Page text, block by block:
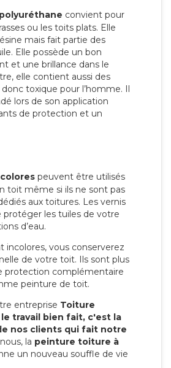
convient pour
ou les toits plats. Elle
mais fait partie des
Elle possède un bon
et une brillance dans le
elle contient aussi des
toxique pour l’homme. Il
lors de son application
de protection et un
peuvent être utilisés
toit même si ils ne sont pas
aux toitures. Les vernis
les tuiles de votre
d’eau.
incolores, vous conserverez
de votre toit. Ils sont plus
protection complémentaire
peinture de toit.
entreprise Toiture
travail bien fait, c'est la
nos clients qui fait notre
la peinture toiture à
un nouveau souffle de vie